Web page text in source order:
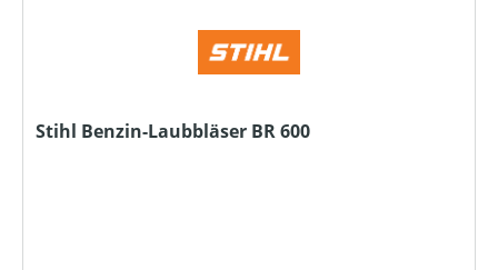
Stihl Benzin-Laubbläser BR 600